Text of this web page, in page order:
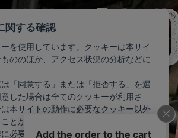
を使用しています。クッキーは本サイ
ののほか、アクセス状況の分析などに
「同意する」または「拒否する」を選
した場合は全てのクッキーが利用さ
本サイトの動作に必要なクッキー以外
とができます。お客様が同意しない限
必要最小限のクッキー以外が利用され
。